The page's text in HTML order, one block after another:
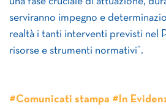
serviranno impegno e
realtà i tanti interventi previsti nel
risorse e strumenti normativi”.
#Comunicati stampa #In